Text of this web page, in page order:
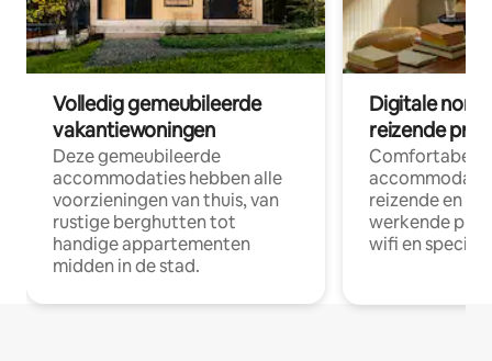
Volledig gemeubileerde
vakantiewoningen
Deze gemeubileerde
accommodaties hebben alle
voorzieningen van thuis, van
rustige berghutten tot
handige appartementen
midden in de stad.
Digitale
reizende
Comfortabele
reizende en
werkende
wifi en